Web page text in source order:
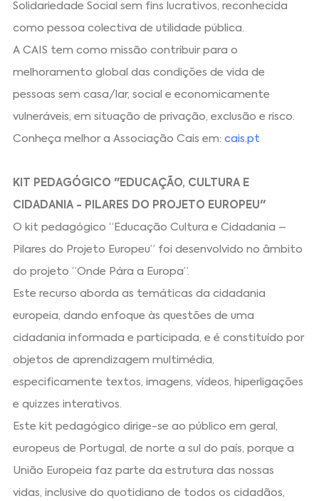
Solidariedade Social sem fins lucrativos, reconhecida
como pessoa colectiva de utilidade pública.
A CAIS tem como missão contribuir para o
melhoramento global das condições de vida de
pessoas sem casa/lar, social e economicamente
vulneráveis, em situação de privação, exclusão e risco.
Conheça melhor a Associação Cais em:cais.pt
KIT PEDAGÓGICO "EDUCAÇÃO, CULTURA E
CIDADANIA - PILARES DO PROJETO EUROPEU"
O kit pedagógico “Educação Cultura e Cidadania –
Pilares do Projeto Europeu” foi desenvolvido no âmbito
do projeto “Onde Pára a Europa”.
Este recurso aborda as temáticas da cidadania
europeia, dando enfoque às questões de uma
cidadania informada e participada, e é constituído por
objetos de aprendizagem multimédia,
especificamente textos, imagens, vídeos, hiperligações
e quizzes interativos.
Este kit pedagógico dirige-se ao público em geral,
europeus de Portugal, de norte a sul do país, porque a
União Europeia faz parte da estrutura das nossas
vidas, inclusive do quotidiano de todos os cidadãos,